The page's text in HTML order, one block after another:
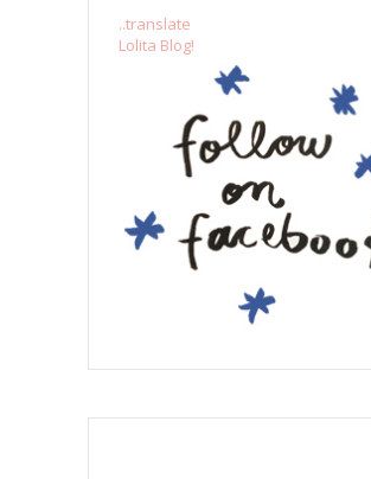
..translate
Lolita Blog!